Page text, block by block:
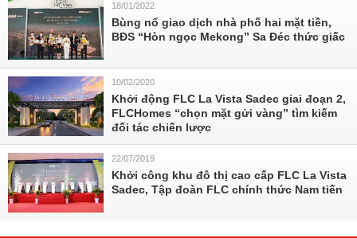
18/01/2022
Bùng nổ giao dịch nhà phố hai mặt tiền,
BĐS “Hòn ngọc Mekong” Sa Đéc thức giấc
10/02/2020
Khởi động FLC La Vista Sadec giai đoạn 2,
FLCHomes “chọn mặt gửi vàng” tìm kiếm
đối tác chiến lược
22/07/2019
Khởi công khu đô thị cao cấp FLC La Vista
Sadec, Tập đoàn FLC chính thức Nam tiến